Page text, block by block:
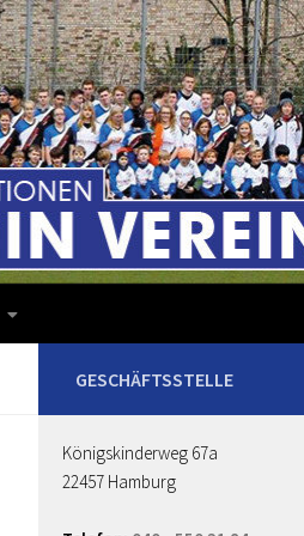
Königskinderweg 67a
22457 Hamburg